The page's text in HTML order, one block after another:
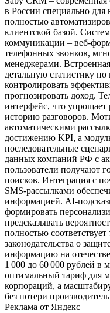
в России специально
полностью
клиентской базой.
коммуникации –
телефонных звонков,
менеджерами.
детальную статистику
контролировать
прогнозировать доход.
интерфейс, что упрощает
историю разговоров.
автоматическими
достижению KPI, а
последовательные
данных компаний РФ с
пользователи получают
поисков. Интеграция с
SMS‑рассылками
информацией.
формировать
предсказывать
полностью
законодательства о
информацию на
1 000 до 60 000 рублей в
оптимальный тариф для
корпораций, а
без потери
Реклама от Яндекс